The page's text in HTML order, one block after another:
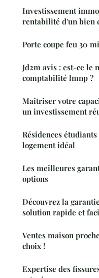
Investissement
rentabilité d'un bien
Porte coupe feu 30
Jd2m avis : est-ce le
comptabilité lmnp ?
Maîtriser votre
un investissement
Résidences
logement idéal
Les meilleures
options
Découvrez la
solution rapide et
Ventes maison
choix !
Expertise des